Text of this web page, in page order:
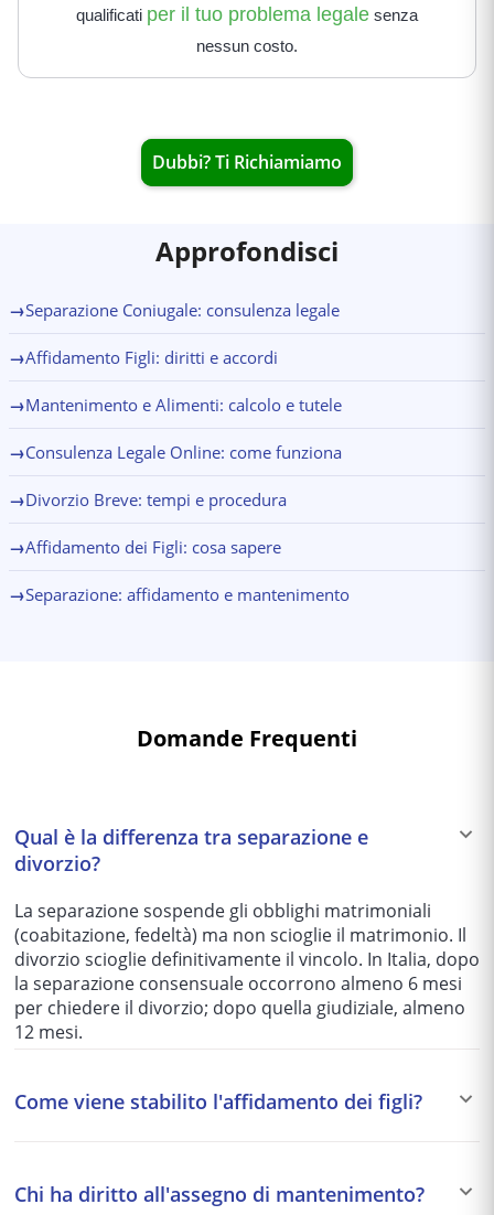
qualificati per il tuo problema legale senza
nessun costo.
Dubbi? Ti Richiamiamo
Approfondisci
→Separazione Coniugale: consulenza legale
→Affidamento Figli: diritti e accordi
→Mantenimento e Alimenti: calcolo e tutele
→Consulenza Legale Online: come funziona
→Divorzio Breve: tempi e procedura
→Affidamento dei Figli: cosa sapere
→Separazione: affidamento e mantenimento
Domande Frequenti
Qual è la differenza tra separazione e
divorzio?
La separazione sospende gli obblighi matrimoniali
(coabitazione, fedeltà) ma non scioglie il matrimonio. Il
divorzio scioglie definitivamente il vincolo. In Italia, dopo
la separazione consensuale occorrono almeno 6 mesi
per chiedere il divorzio; dopo quella giudiziale, almeno
12 mesi.
Come viene stabilito l'affidamento dei figli?
diritti e responsabilità. L'affidamento esclusivo è
Chi ha diritto all'assegno di mantenimento?